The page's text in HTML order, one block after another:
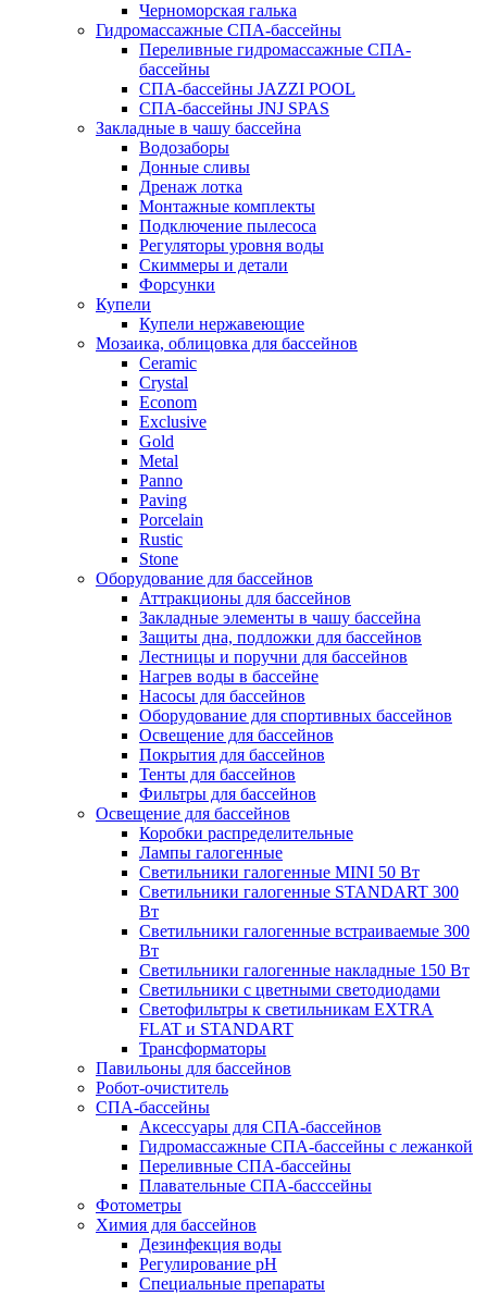
Черноморская галька
Гидромассажные СПА-бассейны
Переливные гидромассажные СПА-
бассейны
СПА-бассейны JAZZI POOL
СПА-бассейны JNJ SPAS
Закладные в чашу бассейна
Водозаборы
Донные сливы
Дренаж лотка
Монтажные комплекты
Подключение пылесоса
Регуляторы уровня воды
Скиммеры и детали
Форсунки
Купели
Купели нержавеющие
Мозаика, облицовка для бассейнов
Ceramic
Crystal
Econom
Exclusive
Gold
Metal
Panno
Paving
Porcelain
Rustic
Stone
Оборудование для бассейнов
Аттракционы для бассейнов
Закладные элементы в чашу бассейна
Защиты дна, подложки для бассейнов
Лестницы и поручни для бассейнов
Нагрев воды в бассейне
Насосы для бассейнов
Оборудование для спортивных бассейнов
Освещение для бассейнов
Покрытия для бассейнов
Тенты для бассейнов
Фильтры для бассейнов
Освещение для бассейнов
Коробки распределительные
Лампы галогенные
Светильники галогенные MINI 50 Вт
Светильники галогенные STANDART 300
Вт
Светильники галогенные встраиваемые 300
Вт
Светильники галогенные накладные 150 Вт
Светильники с цветными светодиодами
Светофильтры к светильникам EXTRA
FLAT и STANDART
Трансформаторы
Павильоны для бассейнов
Робот-очиститель
СПА-бассейны
Аксессуары для СПА-бассейнов
Гидромассажные СПА-бассейны с лежанкой
Переливные СПА-бассейны
Плавательные СПА-басссейны
Фотометры
Химия для бассейнов
Дезинфекция воды
Регулирование pH
Специальные препараты